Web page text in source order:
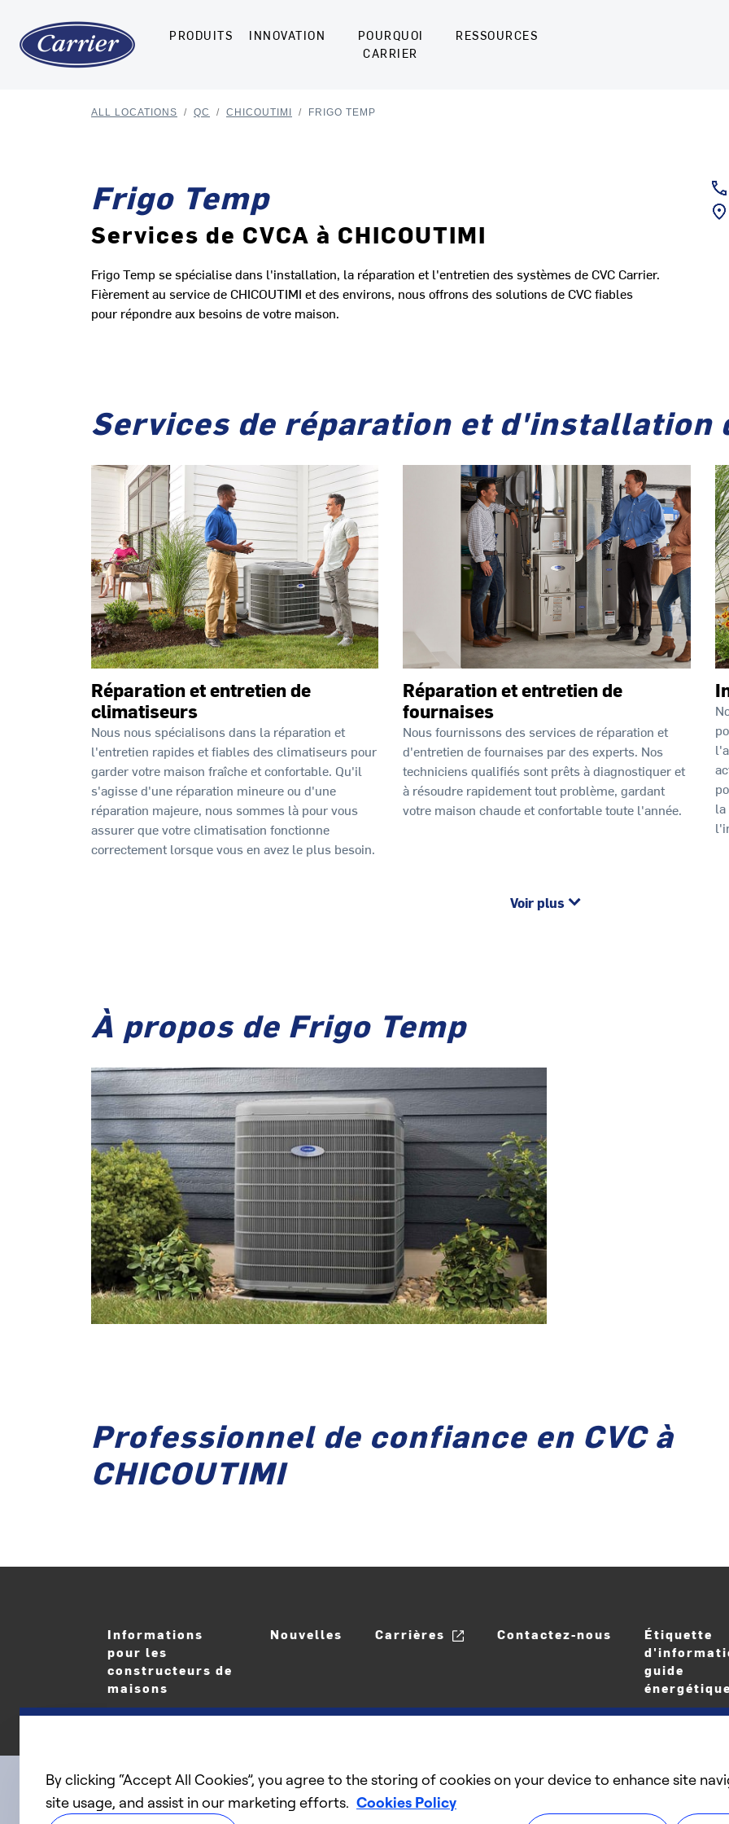
PRODUITS INNOVATION
POURQUOI
CARRIER
RESSOURCES
ALL LOCATIONS / QC / CHICOUTIMI / FRIGO TEMP
Frigo Temp
Services de CVCA à CHICOUTIMI
Frigo Temp se spécialise dans l'installation, la réparation et l'entretien des systèmes de CVC Carrier.
Fièrement au service de CHICOUTIMI et des environs, nous offrons des solutions de CVC fiables
pour répondre aux besoins de votre maison.
Services de réparation et d'installation
Réparation et entretien de
climatiseurs
Nous nous spécialisons dans la réparation et
l'entretien rapides et fiables des climatiseurs pour
garder votre maison fraîche et confortable. Qu'il
s'agisse d'une réparation mineure ou d'une
réparation majeure, nous sommes là pour vous
assurer que votre climatisation fonctionne
correctement lorsque vous en avez le plus besoin.
Réparation et entretien de
fournaises
Nous fournissons des services de réparation et
d'entretien de fournaises par des experts. Nos
techniciens qualifiés sont prêts à diagnostiquer et
à résoudre rapidement tout problème, gardant
votre maison chaude et confortable toute l'année.
la
Voir plus
À propos de Frigo Temp
Professionnel de confiance en CVC à
CHICOUTIMI
Informations
pour les
constructeurs de
maisons
Nouvelles Carrières Contactez-nous
Étiquette
guide
énergétique
©2025 Carrier. Tous droits réservés.
By clicking “Accept All Cookies”, you agree to the storing of cookies on your device to enhance site
site usage, and assist in our marketing efforts. Cookies Policy